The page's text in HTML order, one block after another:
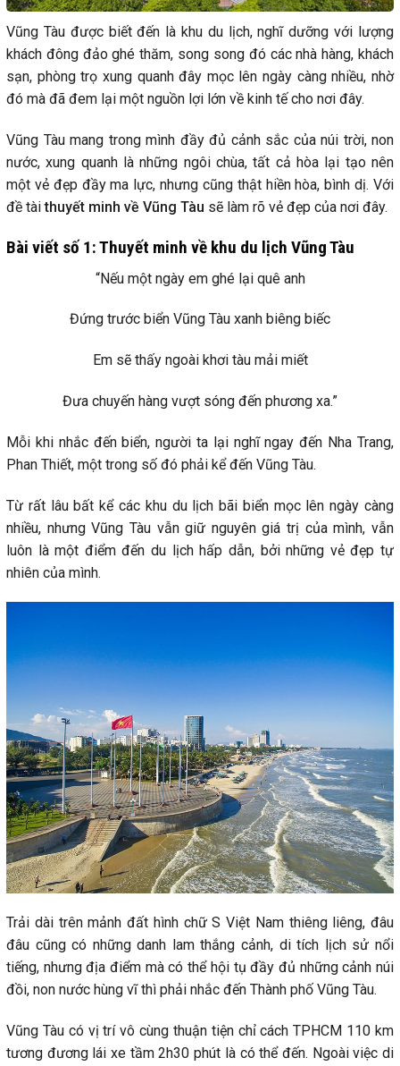
Vũng Tàu được biết đến là khu du lịch, nghĩ dưỡng với lượng
khách đông đảo ghé thăm, song song đó các nhà hàng, khách
sạn, phòng trọ xung quanh đây mọc lên ngày càng nhiều, nhờ
đó mà đã đem lại một nguồn lợi lớn về kinh tế cho nơi đây.
Vũng Tàu mang trong mình đầy đủ cảnh sắc của núi trời, non
nước, xung quanh là những ngôi chùa, tất cả hòa lại tạo nên
một vẻ đẹp đầy ma lực, nhưng cũng thật hiền hòa, bình dị. Với
đề tàithuyết minh về Vũng Tàu sẽ làm rõ vẻ đẹp của nơi đây.
Bài viết số 1: Thuyết minh về khu du lịch Vũng Tàu
“Nếu một ngày em ghé lại quê anh
Đứng trước biển Vũng Tàu xanh biêng biếc
Em sẽ thấy ngoài khơi tàu mải miết
Đưa chuyến hàng vượt sóng đến phương xa.”
Mỗi khi nhắc đến biển, người ta lại nghĩ ngay đến Nha Trang,
Phan Thiết, một trong số đó phải kể đến Vũng Tàu.
Từ rất lâu bất kể các khu du lịch bãi biển mọc lên ngày càng
nhiều, nhưng Vũng Tàu vẫn giữ nguyên giá trị của mình, vẫn
luôn là một điểm đến du lịch hấp dẫn, bởi những vẻ đẹp tự
nhiên của mình.
Trải dài trên mảnh đất hình chữ S Việt Nam thiêng liêng, đâu
đâu cũng có những danh lam thắng cảnh, di tích lịch sử nổi
tiếng, nhưng địa điểm mà có thể hội tụ đầy đủ những cảnh núi
đồi, non nước hùng vĩ thì phải nhắc đến Thành phố Vũng Tàu.
Vũng Tàu có vị trí vô cùng thuận tiện chỉ cách TPHCM 110 km
tương đương lái xe tầm 2h30 phút là có thể đến. Ngoài việc di